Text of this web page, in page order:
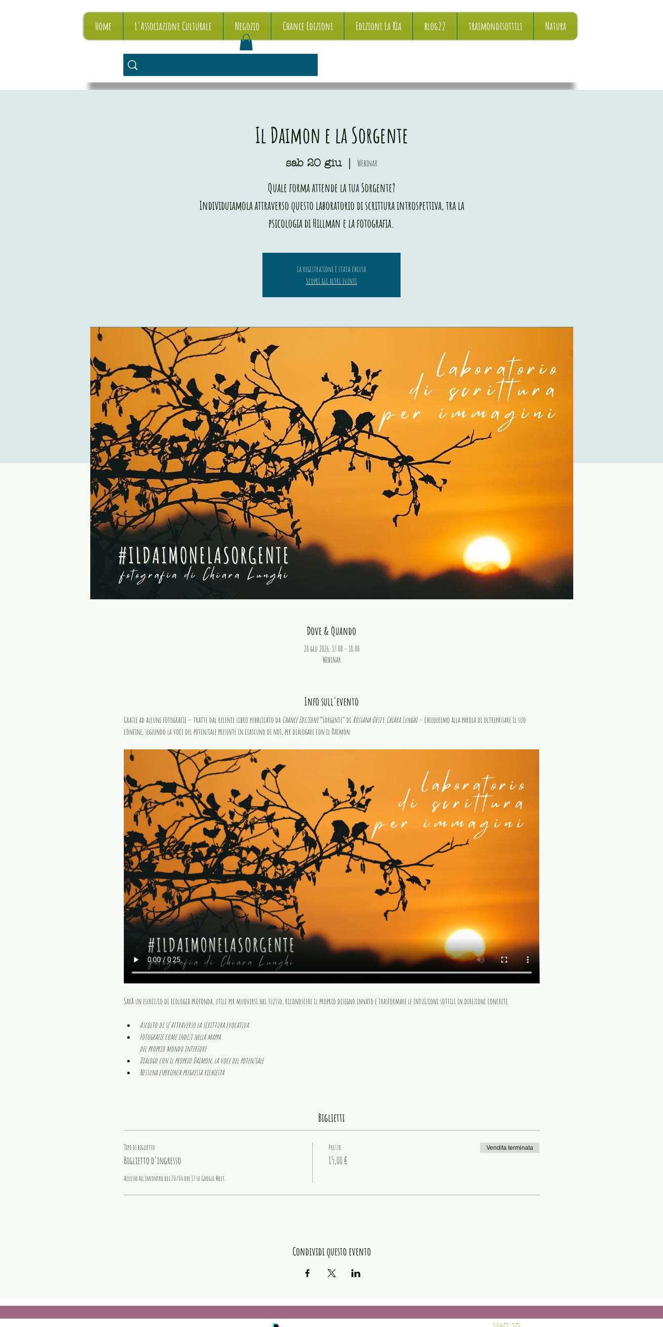
Home L'Associazione Culturale Negozio Chance Edizioni Edizioni La Rìa blog22 traimondisottili Natura
Il Daimon e la Sorgente
sab 20 giu
  |
Webinar
Quale forma attende la tua Sorgente?
Individuiamola attraverso questo laboratorio di scrittura introspettiva, tra la
psicologia di Hillman e la fotografia.
La registrazione è stata chiusa
Scopri gli altri eventi
Dove & Quando
20 giu 2026, 17:00 – 18:00
Webinar
Info sull'evento
Grazie ad alcune fotografie — tratte dal recente libro pubblicato da Chance Edizioni “Sorgente” di Rossana Orsi e Chiara Lunghi — chiederemo alla parola di oltrepassare il suo
confine, seguendo la voce del potenziale presente in ciascuno di noi, per dialogare con il Daimon.
Sarà un esercizio di ecologia profonda, utile per muoversi nel flusso, riconoscere il proprio disegno innato e trasformare le intuizioni sottili in direzioni concrete.
Ascolto di sé attraverso la scrittura evocativa
Fotografie come indizi nella mappa
del proprio mondo interiore
Dialogo con il proprio Daimon, la voce del potenziale
Nessuna esperienza pregressa richiesta
Biglietti
Tipo di biglietto
Biglietto d'ingresso
Accesso all'incontro del 20/06 ore 17 su Google Meet.
Prezzo
15,00 €
Vendita terminata
Condividi questo evento